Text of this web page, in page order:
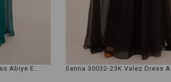
Senna 30032-23K Valez Dress Abiye Elbise